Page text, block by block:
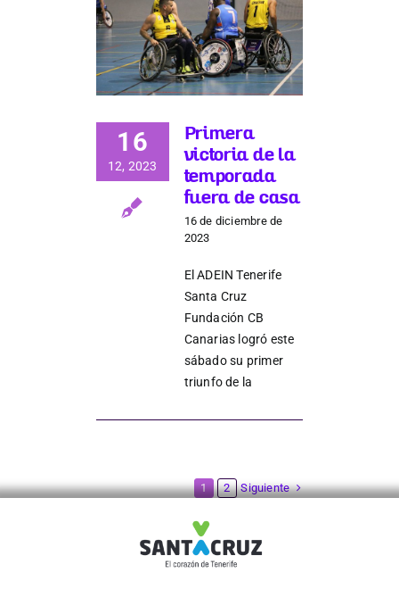
16
12, 2023
Primera
victoria de la
temporada
fuera de casa
16 de diciembre de
2023
El ADEIN Tenerife
Santa Cruz
Fundación CB
Canarias logró este
sábado su primer
triunfo de la
1 2 Siguiente